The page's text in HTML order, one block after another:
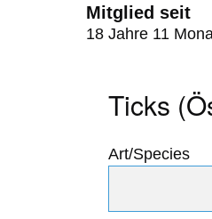
Mitglied seit
18 Jahre 11
Ticks
Art/Species